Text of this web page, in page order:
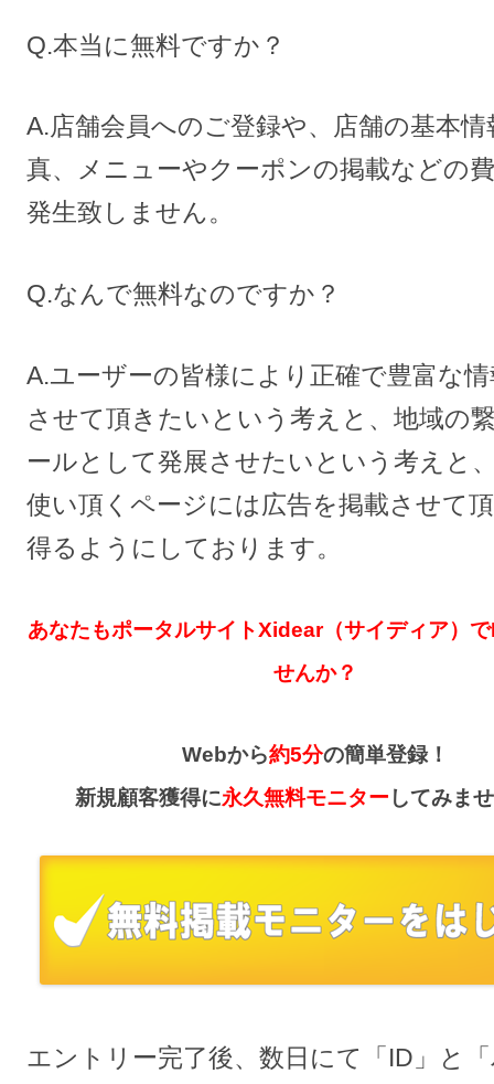
Q.本当に無料ですか？
A.店舗会員へのご登録や、店舗の基本情
真、メニューやクーポンの掲載などの
発生致しません。
Q.なんで無料なのですか？
A.ユーザーの皆様により正確で豊富な
させて頂きたいという考えと、地域の
ールとして発展させたいという考えと
使い頂くページには広告を掲載させて
得るようにしております。
あなたもポータルサイトXidear（サイディア）
せんか？
Webから約5分の簡単登録！
新規顧客獲得に永久無料モニター してみま
エントリー完了後、数日にて「ID」と